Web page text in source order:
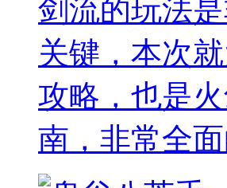
剑流的玩法
关键，本次
攻略，也是
南，非常全